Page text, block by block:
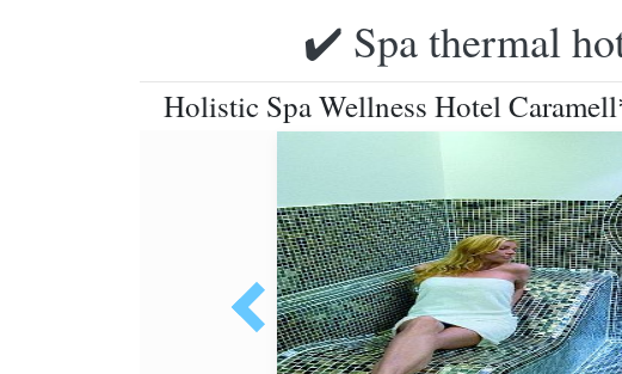
✔️ Spa thermal
Holistic Spa Wellness Hotel